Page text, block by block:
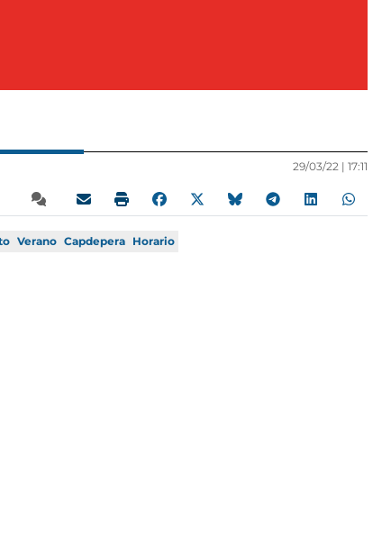
29/03/22 | 17:11
Verano Capdepera Horario